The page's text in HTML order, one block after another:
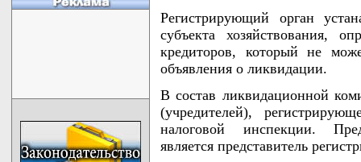
Регистрирующий орган
субъекта хозяйствования,
кредиторов, который не
объявления о ликвидации.
В состав ликвидационной
(учредителей),
налоговой инспекции.
является представитель